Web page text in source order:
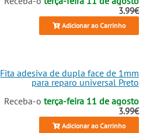
pronto para mais aventuras.
3.99€
Adicionar ao Carrinho
Fita adesiva de dupla face de 1mm
para reparo universal Preto
Receba-oterça-feira 11 de agosto
3.99€
Adicionar ao Carrinho